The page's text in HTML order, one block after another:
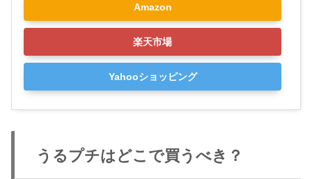
Amazon
楽天市場
Yahooショッピング
うるプチはどこで買うべき？